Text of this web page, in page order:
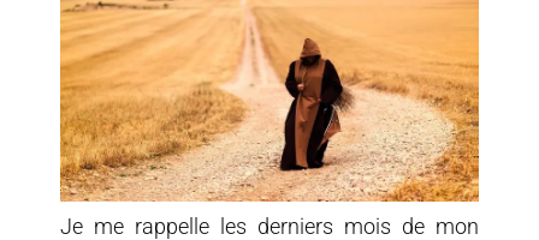
Je me rappelle les derniers mois de mon